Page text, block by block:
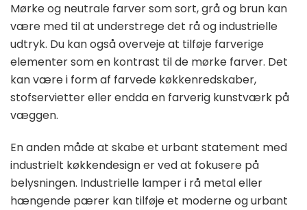
Mørke og neutrale farver som sort, grå og brun kan
være med til at understrege det rå og industrielle
udtryk. Du kan også overveje at tilføje farverige
elementer som en kontrast til de mørke farver. Det
kan være i form af farvede køkkenredskaber,
stofservietter eller endda en farverig kunstværk på
væggen.
En anden måde at skabe et urbant statement med
industrielt køkkendesign er ved at fokusere på
belysningen. Industrielle lamper i rå metal eller
hængende pærer kan tilføje et moderne og urbant